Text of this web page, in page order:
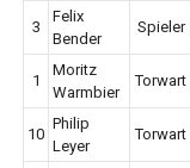
3
Felix
Bender
Spieler
1
Moritz
Warmbier
Torwart
10
Philip
Leyer
Torwart